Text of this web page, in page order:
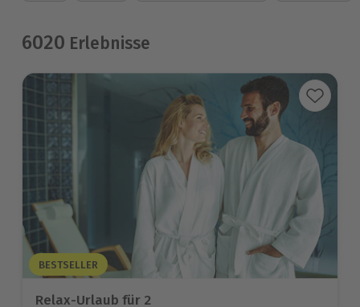
6020 Erlebnisse
BESTSELLER
Relax-Urlaub für 2